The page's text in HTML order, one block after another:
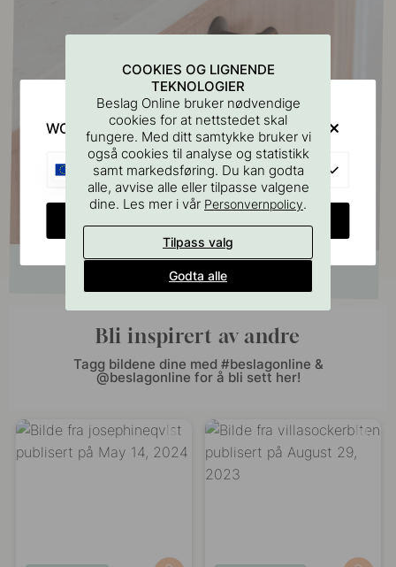
Bli inspirert av andre
Tagg bildene dine med #beslagonline &
@beslagonline for å bli sett her!
COOKIES OG LIGNENDE
TEKNOLOGIER
Beslag Online bruker nødvendige
cookies for at nettstedet skal
fungere. Med ditt samtykke bruker vi
også cookies til analyse og statistikk
samt markedsføring. Du kan godta
alle, avvise alle eller tilpasse valgene
dine. Les mer i vår Personvernpolicy.
Tilpass valg
Godta alle
WOULD YOU RATHER VISIT?
EU